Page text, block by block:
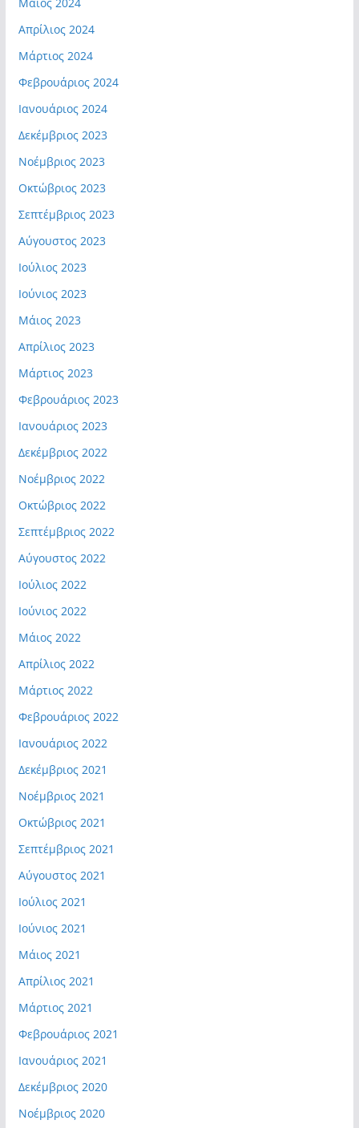
Απρίλιος 2024
Μάρτιος 2024
Φεβρουάριος 2024
Ιανουάριος 2024
Δεκέμβριος 2023
Νοέμβριος 2023
Οκτώβριος 2023
Σεπτέμβριος 2023
Αύγουστος 2023
Ιούλιος 2023
Ιούνιος 2023
Μάιος 2023
Απρίλιος 2023
Μάρτιος 2023
Φεβρουάριος 2023
Ιανουάριος 2023
Δεκέμβριος 2022
Νοέμβριος 2022
Οκτώβριος 2022
Σεπτέμβριος 2022
Αύγουστος 2022
Ιούλιος 2022
Ιούνιος 2022
Μάιος 2022
Απρίλιος 2022
Μάρτιος 2022
Φεβρουάριος 2022
Ιανουάριος 2022
Δεκέμβριος 2021
Νοέμβριος 2021
Οκτώβριος 2021
Σεπτέμβριος 2021
Αύγουστος 2021
Ιούλιος 2021
Ιούνιος 2021
Μάιος 2021
Απρίλιος 2021
Μάρτιος 2021
Φεβρουάριος 2021
Ιανουάριος 2021
Δεκέμβριος 2020
Νοέμβριος 2020